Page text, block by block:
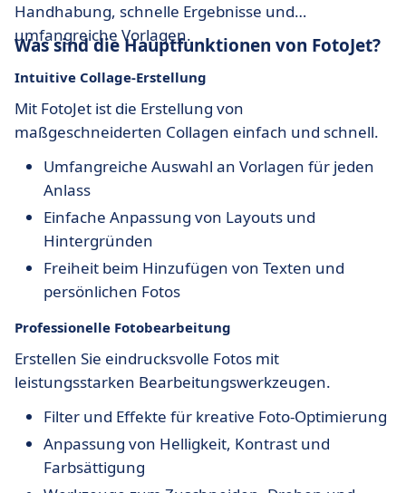
Handhabung, schnelle Ergebnisse und
umfangreiche Vorlagen.
Was sind die Hauptfunktionen von FotoJet?
Intuitive Collage-Erstellung
Mit FotoJet ist die Erstellung von
maßgeschneiderten Collagen einfach und schnell.
Umfangreiche Auswahl an Vorlagen für jeden
Anlass
Einfache Anpassung von Layouts und
Hintergründen
Freiheit beim Hinzufügen von Texten und
persönlichen Fotos
Professionelle Fotobearbeitung
Erstellen Sie eindrucksvolle Fotos mit
leistungsstarken Bearbeitungswerkzeugen.
Filter und Effekte für kreative Foto-Optimierung
Anpassung von Helligkeit, Kontrast und
Farbsättigung